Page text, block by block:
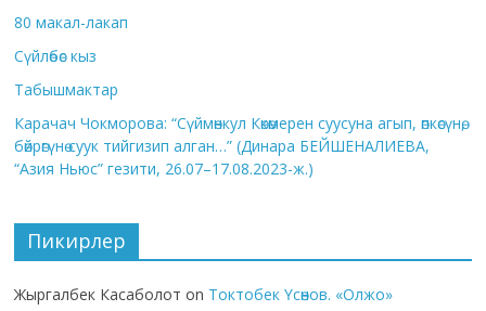
80 макал-лакап
Сүйлөбөс кыз
Табышмактар
Карачач Чокморова: “Сүймөнкул Көкөмерен суусуна агып, өпкөсүнө,
бөйрөгүнө суук тийгизип алган…” (Динара БЕЙШЕНАЛИЕВА,
“Азия Ньюс” гезити, 26.07–17.08.2023-ж.)
Пикирлер
Жыргалбек Касаболот on Токтобек Үсөнов. «Олжо»